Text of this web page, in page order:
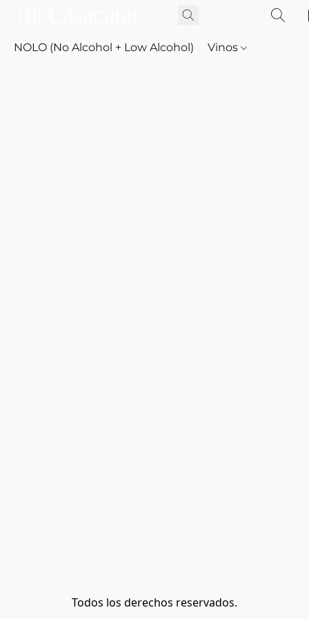
NOLO (No Alcohol + Low Alcohol) Vinos
Todos los derechos reservados.